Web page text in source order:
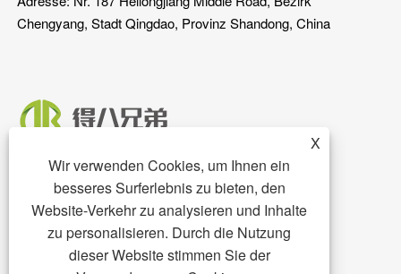
Chengyang, Stadt Qingdao, Provinz Shandong, China
Copyright © 2023 Qingdao DEBA Brother Machinery Co., Ltd. -
X
Wir verwenden Cookies, um Ihnen ein
besseres Surferlebnis zu bieten, den
Website-Verkehr zu analysieren und Inhalte
zu personalisieren. Durch die Nutzung
dieser Website stimmen Sie der